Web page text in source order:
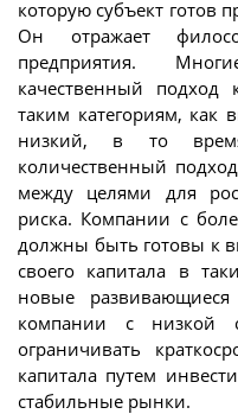
которую субъект готов
Он отражает
предприятия.
качественный подход
таким категориям, как
низкий, в то
количественный
между целями для
риска. Компании с
должны быть готовы к
своего капитала в
новые
компании с низкой
ограничивать
капитала путем
стабильные рынки.